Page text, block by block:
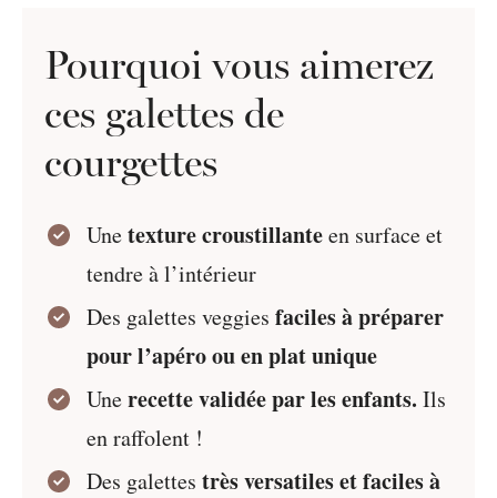
Pourquoi vous aimerez
ces galettes de
courgettes
Unetexture croustillanteen surface et
tendre à l’intérieur
Des galettes veggiesfaciles à préparer
pour l’apéro ou en plat unique
Unerecette validée par les enfants. Ils
en raffolent !
Des galettestrès versatiles et faciles à